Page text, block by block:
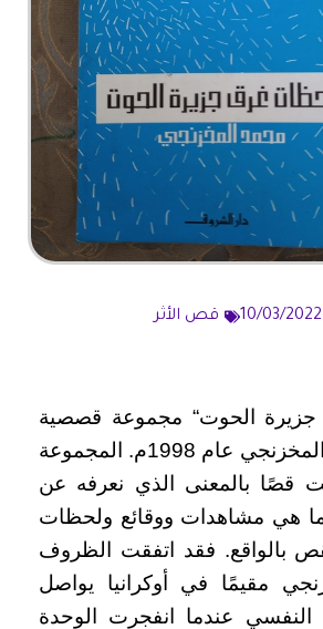
10/03/2022 قص الأثر
الحوت“ مجموعة قصصية
أصدرها محمد المخزنجي عام 1998م. المجموعة
قصًا بالمعنى الذي نعرفه عن
هي مشاهدات ووقائع ولحظات
بالواقع. فقد اتفقت الظروف
مقيمًا في أوكرانيا يواصل
عندما انفجرت الوحدة